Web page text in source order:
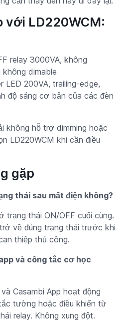
với LD220WCM:
relay 3000VA, không
không dimable
LED 200VA, trailing-edge,
độ sáng cơ bản của các đèn
không hỗ trợ dimming hoặc
LD220WCM khi cần điều
gặp
thái sau mất điện không?
trạng thái ON/OFF cuối cùng.
về đúng trạng thái trước khi
thiệp thủ công.
và công tắc cơ học
Casambi App hoạt động
tường hoặc điều khiển từ
relay. Không xung đột.